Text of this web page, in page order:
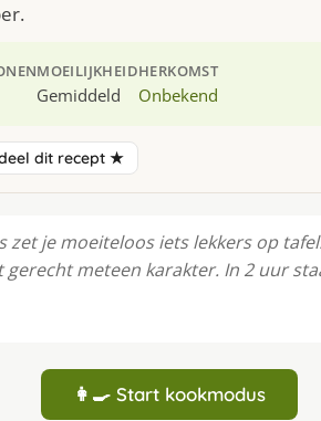
MOEILIJKHEID
Gemiddeld
HERKOMST
Onbekend
dit recept ★
zet je moeiteloos iets lekkers op
meteen karakter. In 2 uur
👩‍🍳 Start kookmodus